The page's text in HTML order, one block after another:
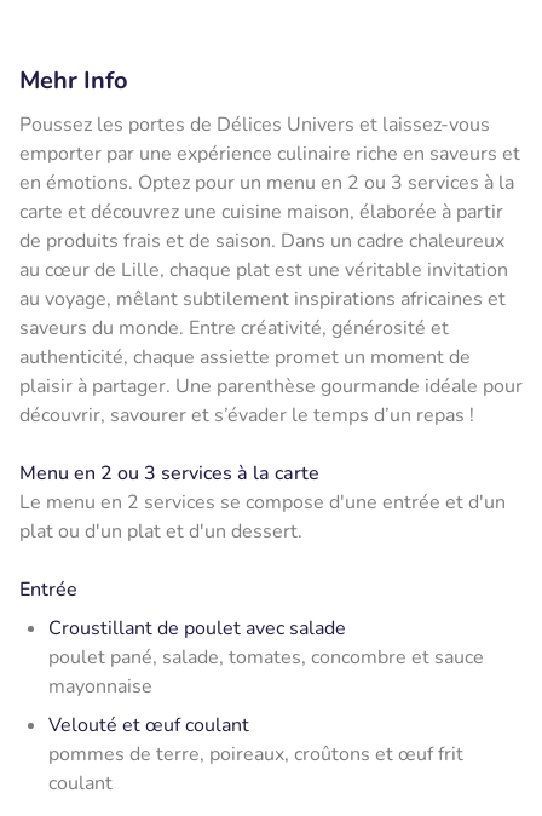
Mehr Info
Poussez les portes de Délices Univers et laissez-vous
emporter par une expérience culinaire riche en saveurs et
en émotions. Optez pour un menu en 2 ou 3 services à la
carte et découvrez une cuisine maison, élaborée à partir
de produits frais et de saison. Dans un cadre chaleureux
au cœur de Lille, chaque plat est une véritable invitation
au voyage, mêlant subtilement inspirations africaines et
saveurs du monde. Entre créativité, générosité et
authenticité, chaque assiette promet un moment de
plaisir à partager. Une parenthèse gourmande idéale pour
découvrir, savourer et s’évader le temps d’un repas !
Menu en 2 ou 3 services à la carte
Le menu en 2 services se compose d'une entrée et d'un
plat ou d'un plat et d'un dessert.
Entrée
Croustillant de poulet avec salade
poulet pané, salade, tomates, concombre et sauce
mayonnaise
Velouté et œuf coulant
pommes de terre, poireaux, croûtons et œuf frit
coulant